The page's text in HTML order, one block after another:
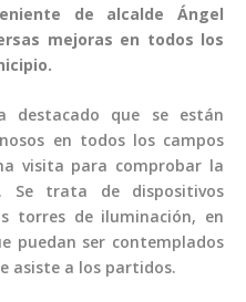
de alcalde Ángel
mejoras en todos los
destacado que se están
en todos los campos
visita para comprobar la
Se trata de dispositivos
torres de iluminación, en
puedan ser contemplados
asiste a los partidos.